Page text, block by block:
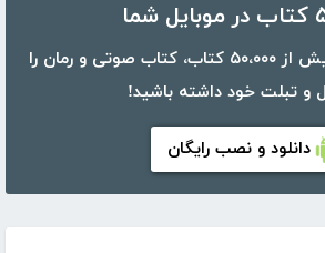
با اپلیکیشن کتابراه، بیش از ۵۰،۰۰۰ کتاب، کتاب صوتی و رمان را
و تبلت خود داشته باشید!
دانلود و نصب رایگان